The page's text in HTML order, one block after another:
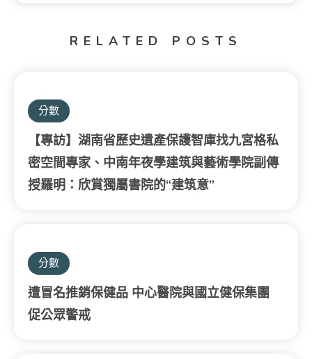
RELATED POSTS
分數
【專訪】湖南省歷史遺產保護智庫找九宮格私
密空間專家、中南年夜學建筑與藝術學院副傳
授羅明：欣賞獨屬書院的“建筑意”
分數
遭冒名推銷保健品 中心醫院與國立健保集團
促公眾警戒